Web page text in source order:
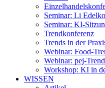
Seminar: Li
Seminar: KI-
Trendkonferenz
Trends in der
Webinar: Food-
Webinar: pej-Trend
Workshop: KI in
WISSEN